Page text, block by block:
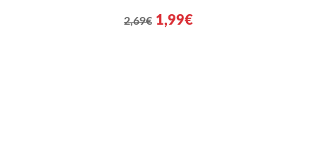
2,69€ 1,99€